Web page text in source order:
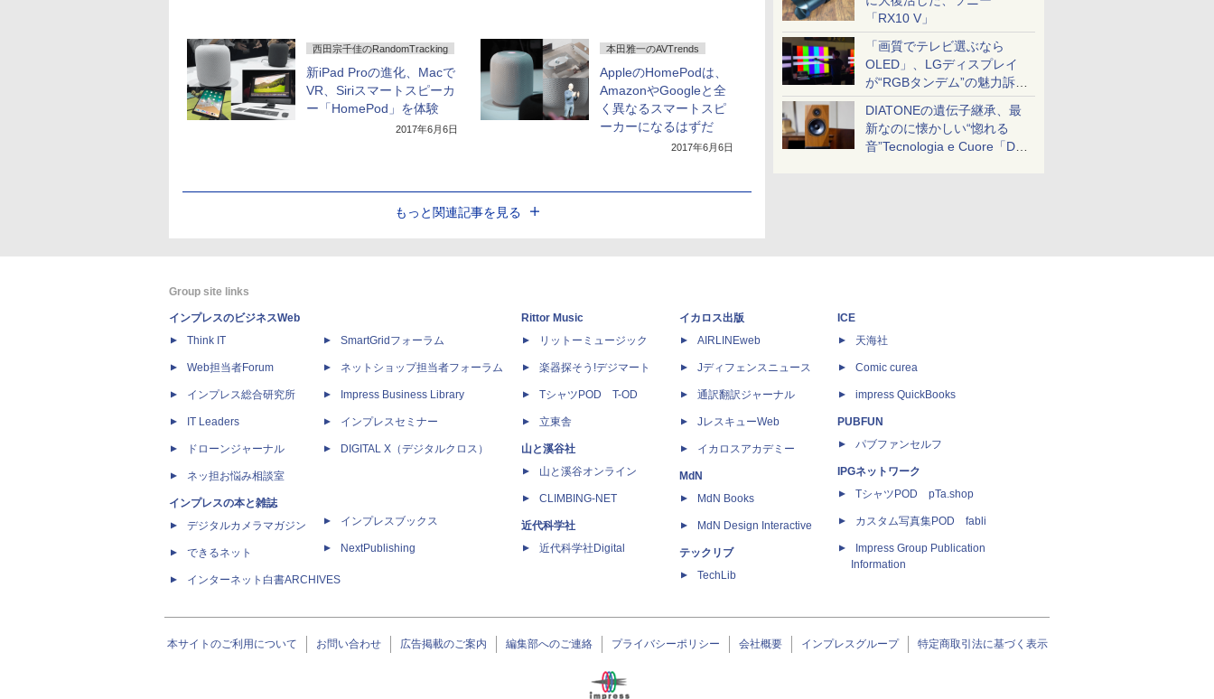
「RX10 V」
「画質でテレビ選ぶなら
OLED」、LGディスプレイ
が“RGBタンデム”の魅力訴
求。液晶とのガチ比較も
DIATONEの遺伝子継承、最
新なのに懐かしい“惚れる
音”Tecnologia e Cuore「DS-
西田宗千佳のRandomTracking
新iPad Proの進化、Macで
VR、Siriスマートスピーカ
ー「HomePod」を体験
2017年6月6日
本田雅一のAVTrends
AppleのHomePodは、
AmazonやGoogleと全
く異なるスマートスピ
ーカーになるはずだ
2017年6月6日
もっと関連記事を見る
Group site links
インプレスのビジネスWeb
Think IT
Web担当者Forum
インプレス総合研究所
IT Leaders
ドローンジャーナル
ネッ担お悩み相談室
インプレスの本と雑誌
デジタルカメラマガジン
できるネット
インターネット白書ARCHIVES
SmartGridフォーラム
ネットショップ担当者フォーラム
Impress Business Library
インプレスセミナー
DIGITAL X（デジタルクロス）
インプレスブックス
NextPublishing
Rittor Music
リットーミュージック
楽器探そう!デジマート
TシャツPOD T-OD
立東舎
山と溪谷社
山と溪谷オンライン
CLIMBING-NET
近代科学社
近代科学社Digital
イカロス出版
AIRLINEweb
Jディフェンスニュース
通訳翻訳ジャーナル
JレスキューWeb
イカロスアカデミー
MdN
MdN Books
MdN Design Interactive
テックリブ
TechLib
ICE
天海社
Comic curea
impress QuickBooks
PUBFUN
パブファンセルフ
IPGネットワーク
TシャツPOD pTa.shop
カスタム写真集POD fabli
Impress Group Publication
Information
本サイトのご利用について お問い合わせ 広告掲載のご案内 編集部へのご連絡 プライバシーポリシー 会社概要 インプレスグループ 特定商取引法に基づく表示